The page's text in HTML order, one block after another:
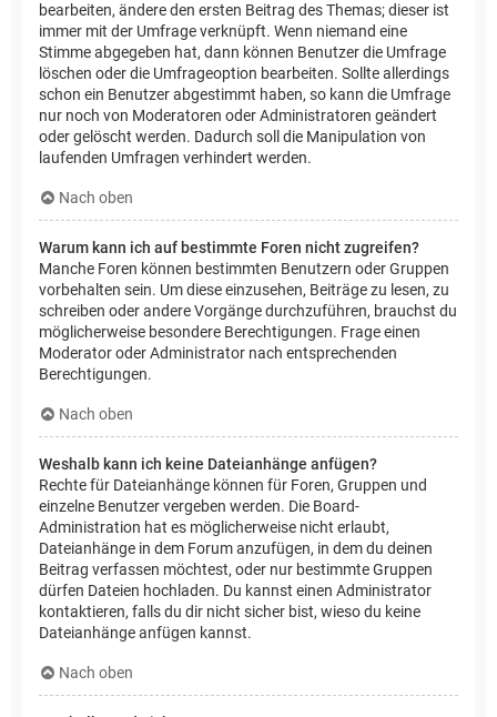
bearbeiten, ändere den ersten Beitrag des Themas; dieser ist
immer mit der Umfrage verknüpft. Wenn niemand eine
Stimme abgegeben hat, dann können Benutzer die Umfrage
löschen oder die Umfrageoption bearbeiten. Sollte allerdings
schon ein Benutzer abgestimmt haben, so kann die Umfrage
nur noch von Moderatoren oder Administratoren geändert
oder gelöscht werden. Dadurch soll die Manipulation von
laufenden Umfragen verhindert werden.
Nach oben
Warum kann ich auf bestimmte Foren nicht zugreifen?
Manche Foren können bestimmten Benutzern oder Gruppen
vorbehalten sein. Um diese einzusehen, Beiträge zu lesen, zu
schreiben oder andere Vorgänge durchzuführen, brauchst du
möglicherweise besondere Berechtigungen. Frage einen
Moderator oder Administrator nach entsprechenden
Berechtigungen.
Nach oben
Weshalb kann ich keine Dateianhänge anfügen?
Rechte für Dateianhänge können für Foren, Gruppen und
einzelne Benutzer vergeben werden. Die Board-
Administration hat es möglicherweise nicht erlaubt,
Dateianhänge in dem Forum anzufügen, in dem du deinen
Beitrag verfassen möchtest, oder nur bestimmte Gruppen
dürfen Dateien hochladen. Du kannst einen Administrator
kontaktieren, falls du dir nicht sicher bist, wieso du keine
Dateianhänge anfügen kannst.
Nach oben